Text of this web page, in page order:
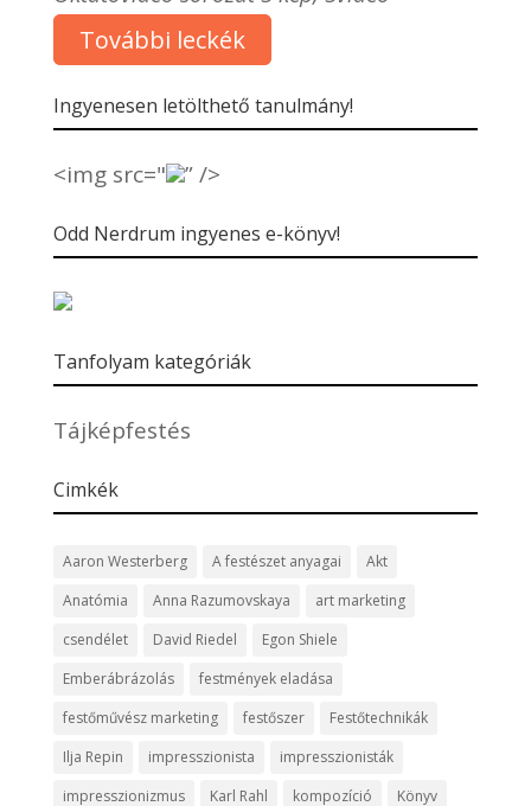
További leckék
Ingyenesen letölthető tanulmány!
<img src=" ” />
Odd Nerdrum ingyenes e-könyv!
Tanfolyam kategóriák
Tájképfestés
Cimkék
Aaron Westerberg A festészet anyagai
Akt
Anatómia
Anna Razumovskaya
art marketing
csendélet
David Riedel
Egon Shiele
Emberábrázolás
festmények eladása
festőművész marketing
festőszer
Festőtechnikák
Ilja Repin
impresszionista
impresszionisták
impresszionizmus
Karl Rahl kompozíció
Könyv